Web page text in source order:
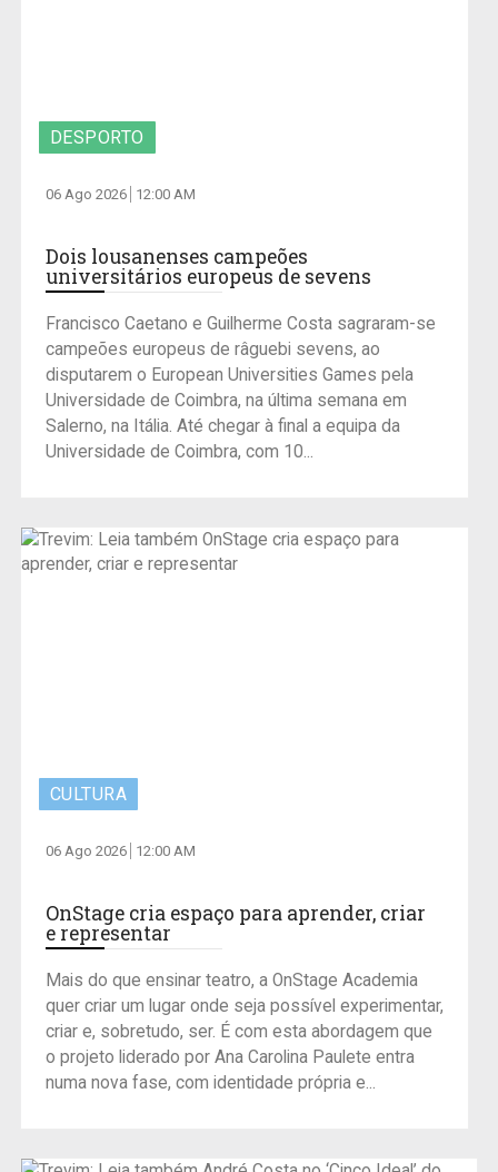
DESPORTO
06 Ago 2026 12:00 AM
Dois lousanenses campeões
universitários europeus de sevens
Francisco Caetano e Guilherme Costa sagraram-se
campeões europeus de râguebi sevens, ao
disputarem o European Universities Games pela
Universidade de Coimbra, na última semana em
Salerno, na Itália. Até chegar à final a equipa da
Universidade de Coimbra, com 10...
CULTURA
06 Ago 2026 12:00 AM
OnStage cria espaço para aprender, criar
e representar
Mais do que ensinar teatro, a OnStage Academia
quer criar um lugar onde seja possível experimentar,
criar e, sobretudo, ser. É com esta abordagem que
o projeto liderado por Ana Carolina Paulete entra
numa nova fase, com identidade própria e...